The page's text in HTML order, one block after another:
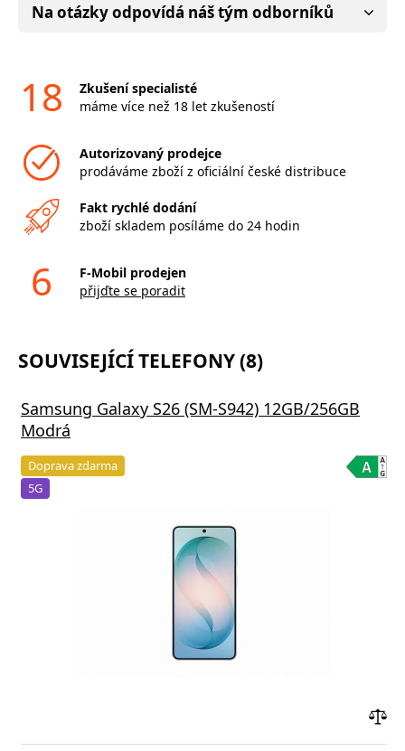
Na otázky odpovídá náš tým odborníků
18
Zkušení specialisté
máme více než 18 let zkušeností
Autorizovaný prodejce
prodáváme zboží z oficiální české distribuce
Fakt rychlé dodání
zboží skladem posíláme do 24 hodin
6
F-Mobil prodejen
přijďte se poradit
SOUVISEJÍCÍ TELEFONY (8)
Samsung Galaxy S26 (SM-S942) 12GB/256GB
Modrá
Doprava zdarma
5G